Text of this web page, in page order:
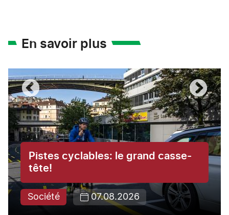
En savoir plus
Pistes cyclables: le grand casse-
tête!
Société 07.08.2026